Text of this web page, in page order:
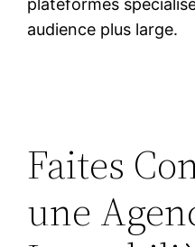
plateformes
audience plus large.
Faites
une